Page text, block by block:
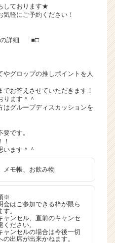
しております★
軽にご予約ください！
の詳細 ■□
グロップの推しポイントを人
お答えさせていただきます！
ります＾＾
グループディスカッションを
です。
！
います＾＾
メモ帳、お飲み物
※
会はご参加できる枠が限ら
。
ャンセル、直前のキャンセ
ください。
ャンセルの場合は今後一切
の出席が出来かねます。